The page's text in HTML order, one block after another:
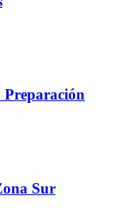
Preparación
Sur